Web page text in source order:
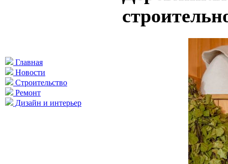
Главная
Новости
Строительство
Ремонт
Дизайн и интерьер